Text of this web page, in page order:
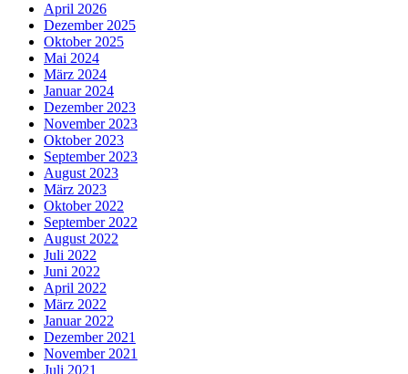
April 2026
Dezember 2025
Oktober 2025
Mai 2024
März 2024
Januar 2024
Dezember 2023
November 2023
Oktober 2023
September 2023
August 2023
März 2023
Oktober 2022
September 2022
August 2022
Juli 2022
Juni 2022
April 2022
März 2022
Januar 2022
Dezember 2021
November 2021
Juli 2021